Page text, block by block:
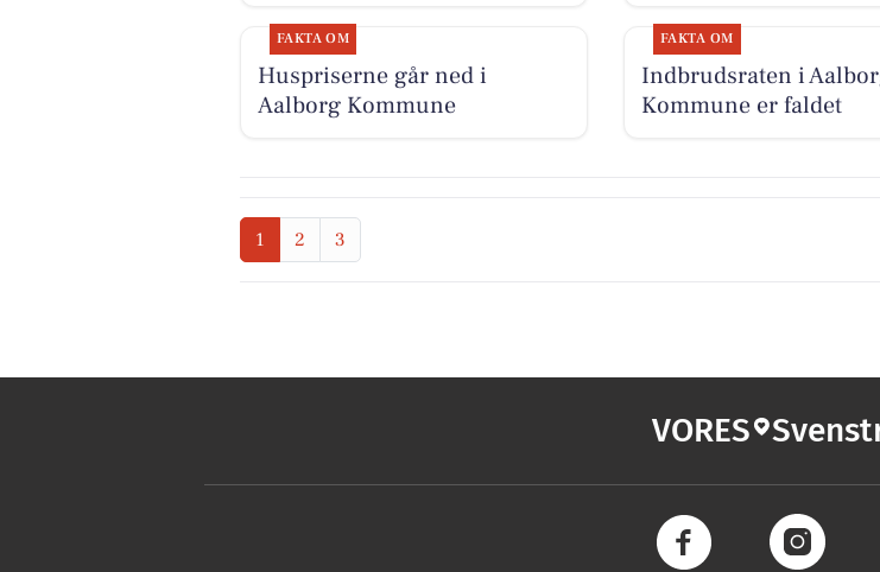
FAKTA OM
Huspriserne går ned i
Aalborg Kommune
FAKTA OM
Indbrudsraten i
Kommune er faldet
1 2 3
VORES